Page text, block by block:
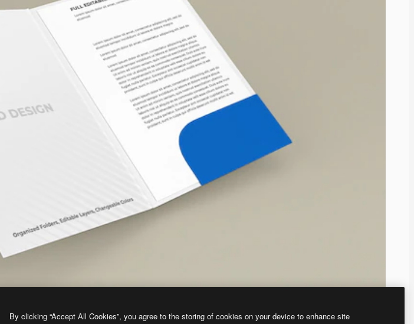
By clicking “Accept All Cookies”, you agree to the storing of cookies on your device to enhance site